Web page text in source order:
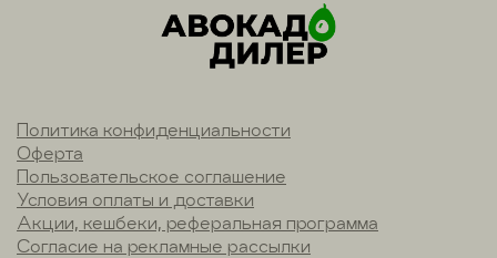
Политика конфиденциальности
Оферта
Пользовательское соглашение
Условия оплаты и доставки
Акции, кешбеки, реферальная программа
Согласие на рекламные рассылки